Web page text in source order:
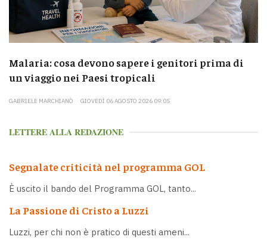
Malaria: cosa devono sapere i genitori prima di
un viaggio nei Paesi tropicali
GABRIELE MARCHIANÒ GIOVEDÌ 06 AGOSTO 2026 09:05
LETTERE ALLA REDAZIONE
Segnalate criticità nel programma GOL
È uscito il bando del Programma GOL, tanto...
La Passione di Cristo a Luzzi
Luzzi, per chi non è pratico di questi ameni...